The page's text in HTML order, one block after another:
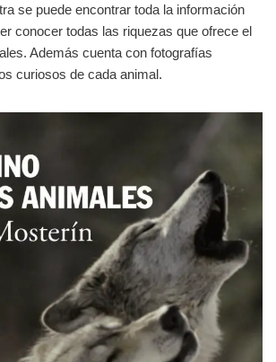
se puede encontrar toda la información
conocer todas las riquezas que ofrece el
Además cuenta con fotografías
curiosos de cada animal.